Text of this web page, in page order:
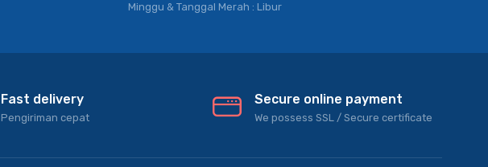
Minggu & Tanggal Merah : Libur
Fast delivery
Pengiriman cepat
Secure online payment
We possess SSL / Secure сertificate